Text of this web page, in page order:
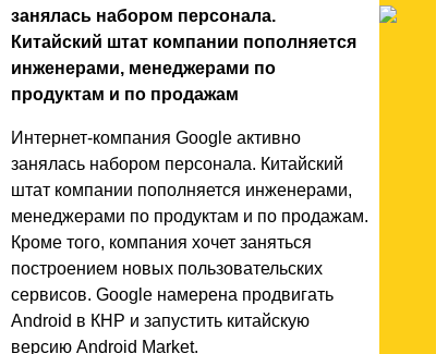
занялась набором персонала.
Китайский штат компании пополняется
инженерами, менеджерами по
продуктам и по продажам
Интернет-компания Google активно
занялась набором персонала. Китайский
штат компании пополняется инженерами,
менеджерами по продуктам и по продажам.
Кроме того, компания хочет заняться
построением новых пользовательских
сервисов. Google намерена продвигать
Android в КНР и запустить китайскую
версию Android Market.